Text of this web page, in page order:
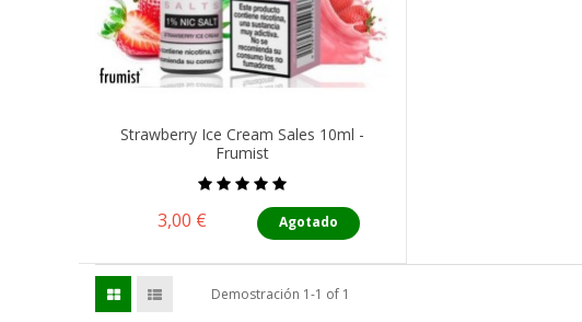
Strawberry Ice Cream Sales 10ml -
Frumist
Precio
3,00 € Agotado
Demostración 1-1 of 1